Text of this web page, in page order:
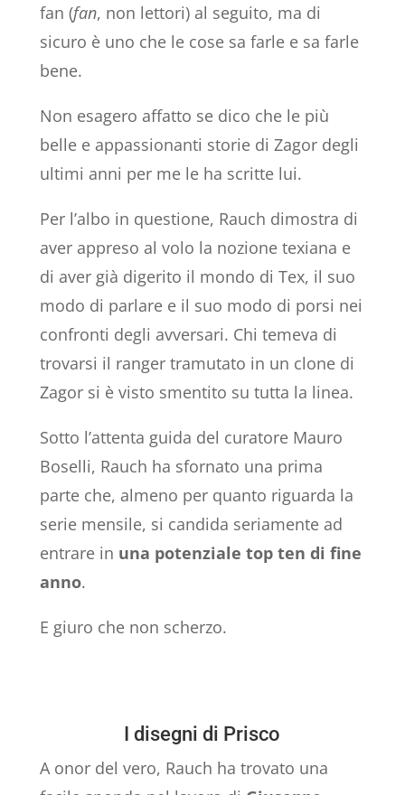
fan (fan, non lettori) al seguito, ma di
sicuro è uno che le cose sa farle e sa farle
bene.
Non esagero affatto se dico che le più
belle e appassionanti storie di Zagor degli
ultimi anni per me le ha scritte lui.
Per l’albo in questione, Rauch dimostra di
aver appreso al volo la nozione texiana e
di aver già digerito il mondo di Tex, il suo
modo di parlare e il suo modo di porsi nei
confronti degli avversari. Chi temeva di
trovarsi il ranger tramutato in un clone di
Zagor si è visto smentito su tutta la linea.
Sotto l’attenta guida del curatore Mauro
Boselli, Rauch ha sfornato una prima
parte che, almeno per quanto riguarda la
serie mensile, si candida seriamente ad
entrare in una potenziale top ten di fine
anno.
E giuro che non scherzo.
I disegni di Prisco
A onor del vero, Rauch ha trovato una